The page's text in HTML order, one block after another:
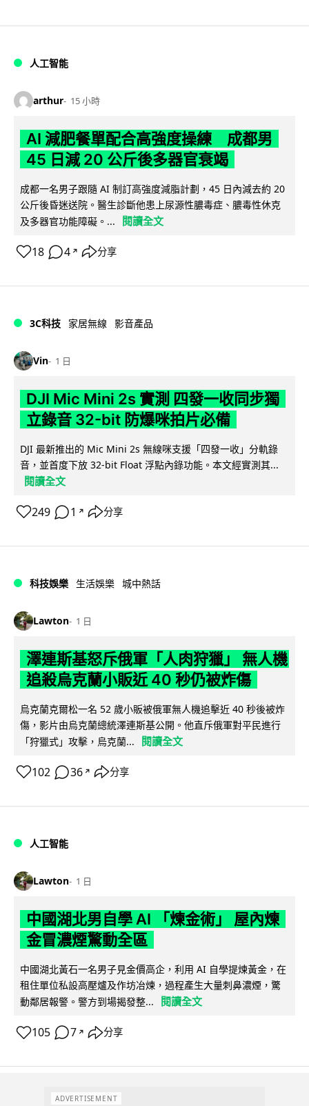
人工智能
arthur 15 小時
AI 減肥餐單配合高強度操練 成都男
45 日減 20 公斤後多器官衰竭
成都一名男子跟隨 AI 制訂高強度減脂計劃，45 日內減去約 20
公斤後昏迷送院。醫生診斷他患上尿源性膿毒症、膿毒性休克
及多器官功能障礙。...
閱讀全文
18 4 ↗ 分享
3C科技 家居無線 影音產品
Vin 1 日
DJI Mic Mini 2s 實測 四發一收同步獨
立錄音 32-bit 防爆咪拍片必備
DJI 最新推出的 Mic Mini 2s 無線咪支援「四發一收」分軌錄
音，並首度下放 32-bit Float 浮點內錄功能。本文經實測其...
閱讀全文
249 1 ↗ 分享
科技娛樂 生活娛樂 城中熱話
Lawton 1 日
澤連斯基怒斥俄軍「人肉狩獵」 無人機
追殺烏克蘭小販近 40 秒仍被炸傷
烏克蘭克爾松一名 52 歲小販被俄軍無人機追擊近 40 秒後被炸
傷，影片由烏克蘭總統澤連斯基公開。他直斥俄軍對平民進行
「狩獵式」攻擊，烏克蘭...
閱讀全文
102 36 ↗ 分享
人工智能
Lawton 1 日
中國湖北男自學 AI 「煉金術」 屋內煉
金冒濃煙驚動全區
中國湖北黃石一名男子見金價高企，利用 AI 自學提煉黃金，在
租住單位私設高壓爐及作坊冶煉，過程產生大量刺鼻濃煙，驚
動鄰居報警。警方到場揭發整...
閱讀全文
105 7 ↗ 分享
ADVERTISEMENT